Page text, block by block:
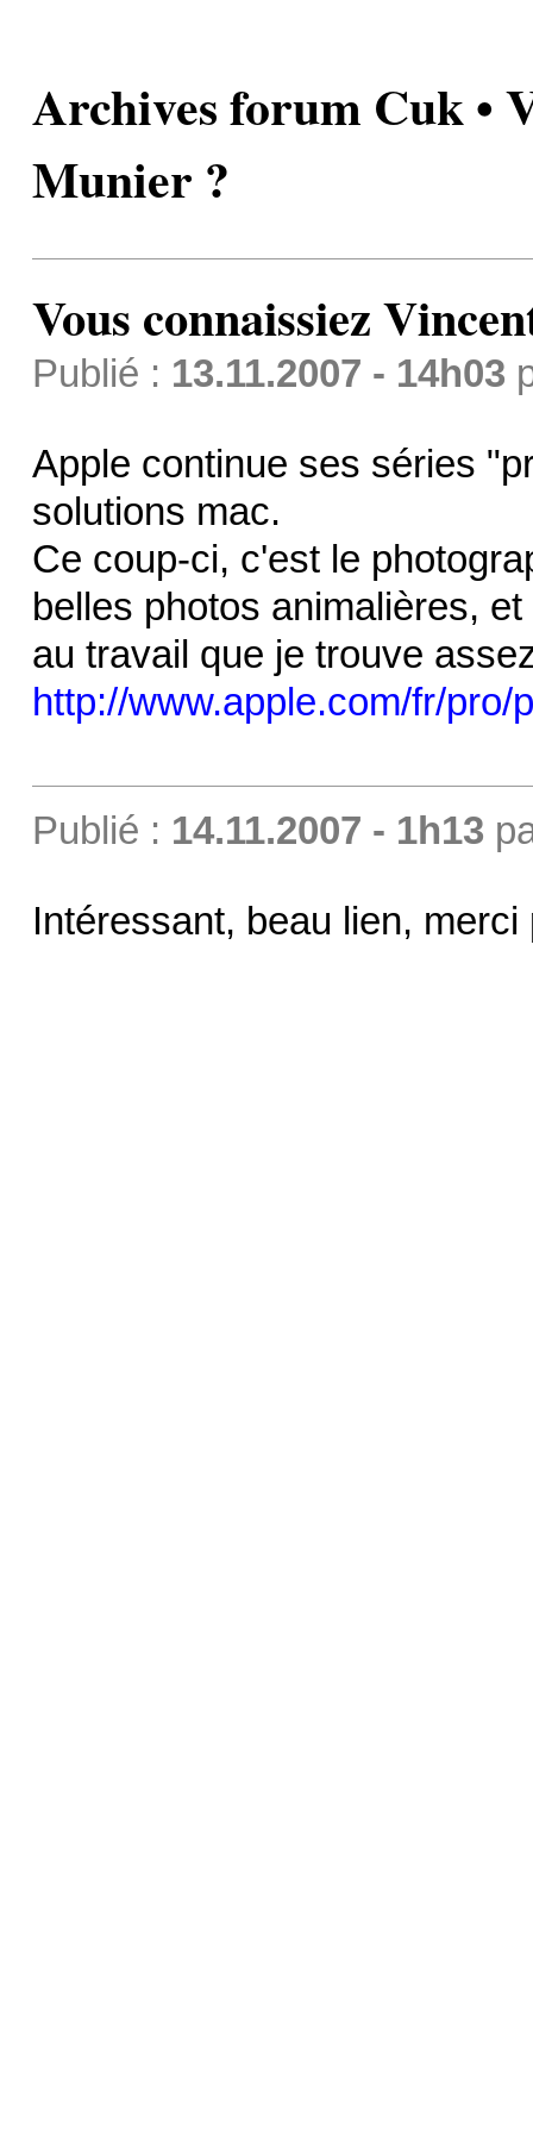
Archives forum Cuk •
Munier ?
Vous connaissiez
Publié : 13.11.2007 - 14h03
Apple continue ses séries
solutions mac.
Ce coup-ci, c'est le
belles photos animalières,
au travail que je trouve
http://www.apple.com/fr/pro/
Publié : 14.11.2007 - 1h13
Intéressant, beau lien,